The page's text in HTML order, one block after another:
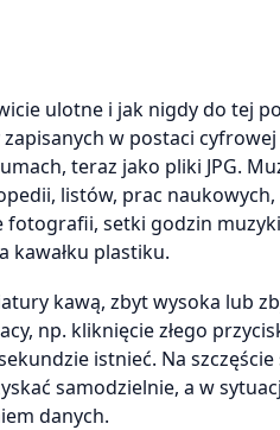
ulotne i jak nigdy do tej
w postaci
teraz jako pliki JPG.
listów, prac
setki godzin
kawałku plastiku.
kawą, zbyt wysoka lub
np. kliknięcie złego
istnieć. Na
samodzielnie, a w
danych.